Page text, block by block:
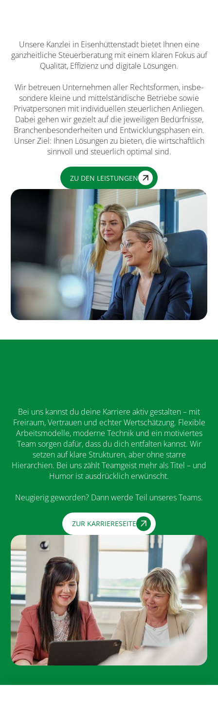
Unsere Kanzlei in Eisenhüttenstadt bietet Ihnen eine
ganz­heitliche Steuerberatung mit einem klaren Fokus auf
Qualität, Effizienz und digitale Lösungen.
Wir betreuen Unternehmen aller Rechtsformen, ins­be­
sondere kleine und mittelständische Betriebe sowie
Privatpersonen mit individuellen steuerlichen Anliegen.
Dabei gehen wir ge­zielt auf die jeweiligen Bedürfnisse,
Branchen­be­sonder­heiten und Entwicklungsphasen ein.
Unser Ziel: Ihnen Lösungen zu bieten, die wirtschaftlich
sinnvoll und steuerlich optimal sind.
ZU DEN LEISTUNGEN
Bei uns kannst du deine Karriere aktiv gestalten – mit
Freiraum, Vertrauen und echter Wertschätzung. Flexible
Arbeitsmodelle, moderne Technik und ein motiviertes
Team sorgen dafür, dass du dich entfalten kannst. Wir
setzen auf klare Strukturen, aber ohne starre
Hierarchien. Bei uns zählt Teamgeist mehr als Titel – und
Humor ist ausdrücklich erwünscht.
Neugierig geworden? Dann werde Teil unseres Teams.
ZUR KARRIERESEITE